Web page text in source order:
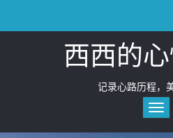
content
西西的
记录心路历程，